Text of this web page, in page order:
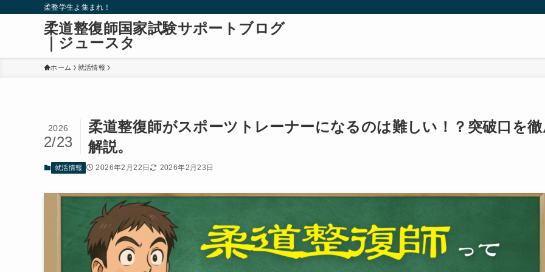
柔整学生よ集まれ！
柔道整復師国家試験サポートブログ
｜ジュースタ
ホーム 就活情報
柔道整復師がスポーツトレーナーになるのは難しい！？突破口を
解説。
2026
2/23
就活情報 2026年2月22日 2026年2月23日